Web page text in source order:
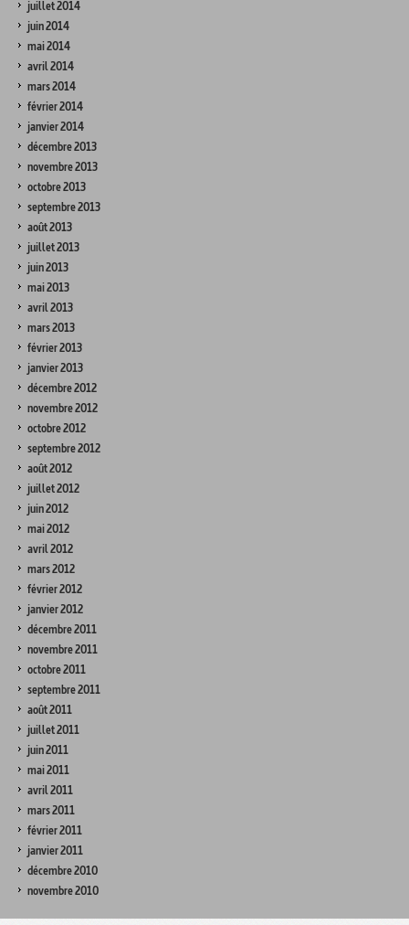
juillet 2014
juin 2014
mai 2014
avril 2014
mars 2014
février 2014
janvier 2014
décembre 2013
novembre 2013
octobre 2013
septembre 2013
août 2013
juillet 2013
juin 2013
mai 2013
avril 2013
mars 2013
février 2013
janvier 2013
décembre 2012
novembre 2012
octobre 2012
septembre 2012
août 2012
juillet 2012
juin 2012
mai 2012
avril 2012
mars 2012
février 2012
janvier 2012
décembre 2011
novembre 2011
octobre 2011
septembre 2011
août 2011
juillet 2011
juin 2011
mai 2011
avril 2011
mars 2011
février 2011
janvier 2011
décembre 2010
novembre 2010